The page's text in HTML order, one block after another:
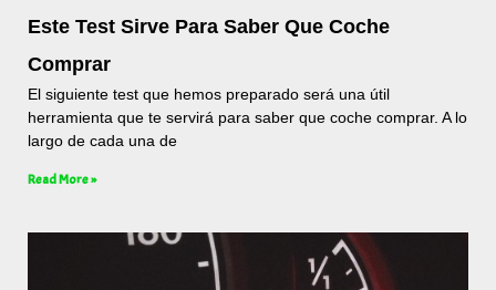
Este Test Sirve Para Saber Que Coche
Comprar
El siguiente test que hemos preparado será una útil
herramienta que te servirá para saber que coche comprar. A lo
largo de cada una de
Read More »